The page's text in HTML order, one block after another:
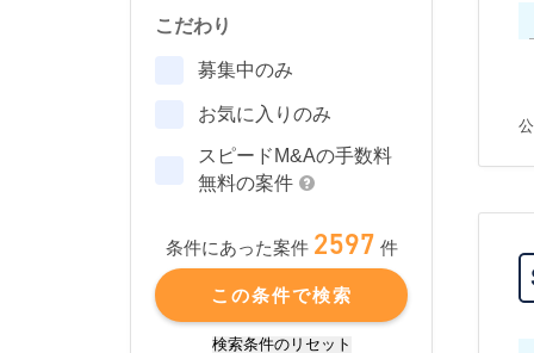
こだわり
募集中のみ
お気に入りのみ
スピードM&Aの手数料
無料の案件
条件にあった案件 2597 件
この条件で検索
検索条件のリセット